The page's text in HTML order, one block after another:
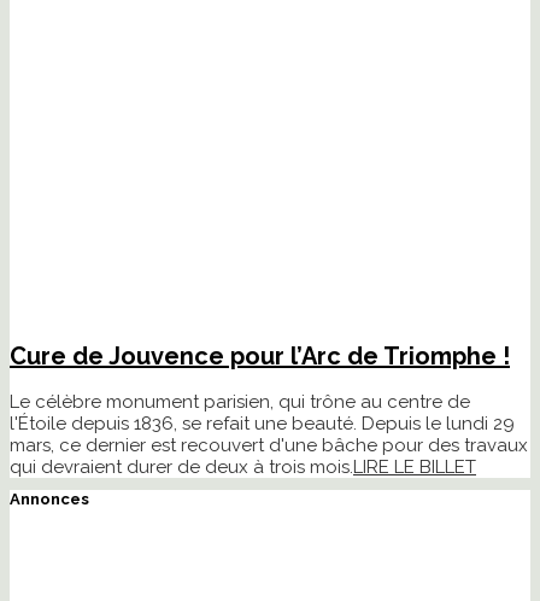
Cure de Jouvence pour l’Arc de Triomphe !
Le célèbre monument parisien, qui trône au centre de
l'Étoile depuis 1836, se refait une beauté. Depuis le lundi 29
mars, ce dernier est recouvert d'une bâche pour des travaux
qui devraient durer de deux à trois mois. LIRE LE BILLET
Annonces